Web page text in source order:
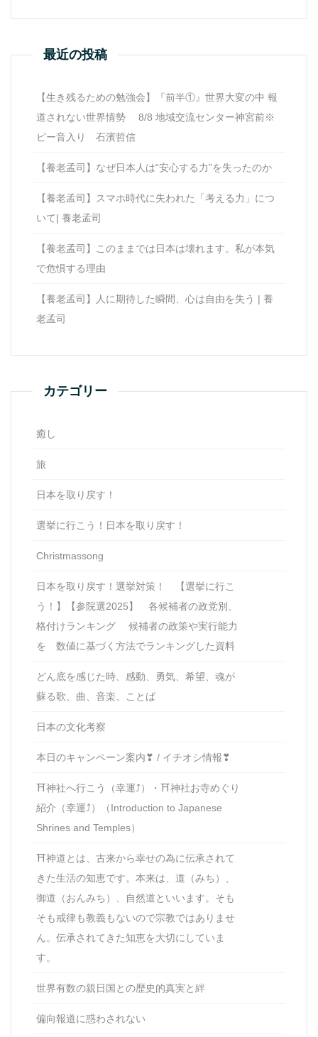
最近の投稿
【生き残るための勉強会】『前半①』世界大変の中 報
道されない世界情勢 8/8 地域交流センター神宮前※
ピー音入り 石濱哲信
【養老孟司】なぜ日本人は“安心する力”を失ったのか
【養老孟司】スマホ時代に失われた「考える力」につ
いて| 養老孟司
【養老孟司】このままでは日本は壊れます。私が本気
で危惧する理由
【養老孟司】人に期待した瞬間、心は自由を失う | 養
老孟司
カテゴリー
癒し
旅
日本を取り戻す！
選挙に行こう！日本を取り戻す！
Christmassong
日本を取り戻す！選挙対策！ 【選挙に行こ
う！】【参院選2025】 各候補者の政党別、
格付けランキング 候補者の政策や実行能力
を 数値に基づく方法でランキングした資料
どん底を感じた時、感動、勇気、希望、魂が
蘇る歌、曲、音楽、ことば
日本の文化考察
本日のキャンペーン案内❣ / イチオシ情報❣
⛩神社へ行こう（幸運⤴）・⛩神社お寺めぐり
紹介（幸運⤴）（Introduction to Japanese
Shrines and Temples）
⛩神道とは、古来から幸せの為に伝承されて
きた生活の知恵です。本来は、道（みち）、
御道（おんみち）、自然道といいます。そも
そも戒律も教義もないので宗教ではありませ
ん。伝承されてきた知恵を大切にしていま
す。
世界有数の親日国との歴史的真実と絆
偏向報道に惑わされない